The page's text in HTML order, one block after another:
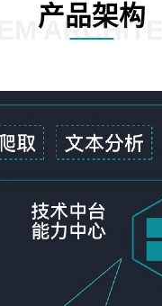
产品架构